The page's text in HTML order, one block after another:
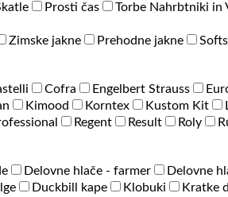
Prosti čas Torbe Nahrbtniki in
Zimske jakne Prehodne jakne
Cofra Engelbert Strauss
Kimood Korntex Kustom Kit
Regent Result Roly
Delovne hlače - farmer Delovne
Duckbill kape Klobuki Kratke